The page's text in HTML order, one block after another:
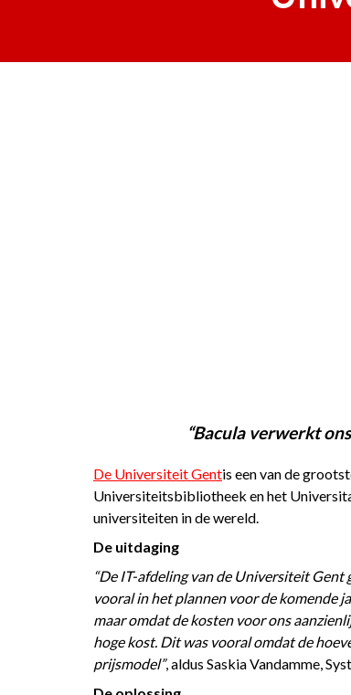
“Bacula verwerkt
De Universiteit Gentis een van de
Universiteitsbibliotheek en het
universiteiten in de wereld.
De uitdaging
“De IT-afdeling van de Universiteit
vooral in het plannen voor de komende
maar omdat de kosten voor ons
hoge kost. Dit was vooral omdat de
prijsmodel”, aldus Saskia Vandamme,